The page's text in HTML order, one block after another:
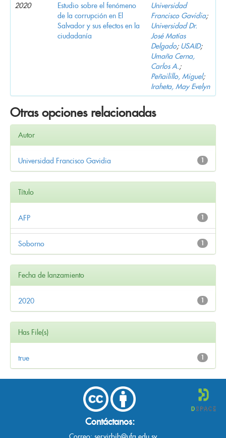
2020
Estudio sobre el fenómeno
de la corrupción en El
Salvador y sus efectos en la
ciudadanía
Universidad
Francisco Gavidia;
Universidad Dr.
José Matías
Delgado; USAID;
Umaña Cerna,
Carlos A.;
Peñailillo, Miguel;
Iraheta, May Evelyn
Otras opciones relacionadas
Autor
1
Universidad Francisco Gavidia
Título
1
AFP
1
Soborno
Fecha de lanzamiento
1
2020
Has File(s)
1
true
Contáctanos: